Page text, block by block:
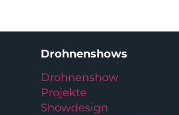
Drohnenshows
Drohnenshow
Projekte
Showdesign